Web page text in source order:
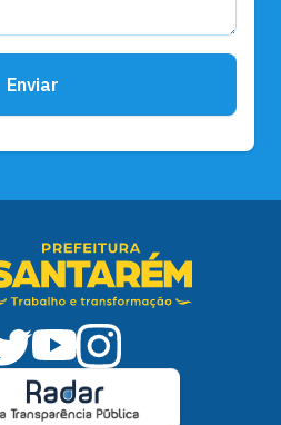
Enviar